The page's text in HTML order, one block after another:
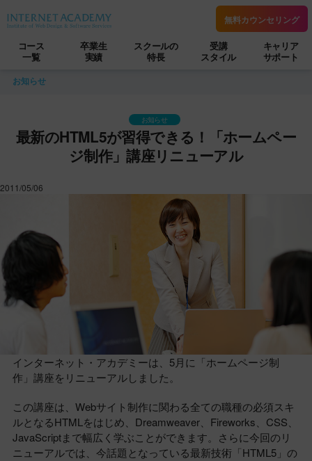
無料カウンセリング
コース
一覧
卒業生
実績
スクールの
特長
受講
スタイル
キャリア
サポート
お知らせ
お知らせ
最新のHTML5が習得できる！「ホームペー
ジ制作」講座リニューアル
2011/05/06
インターネット・アカデミーは、5月に「ホームページ制
作」講座をリニューアルしました。
この講座は、Webサイト制作に関わる全ての職種の必須スキ
ルとなるHTMLをはじめ、Dreamweaver、Fireworks、CSS、
JavaScriptまで幅広く学ぶことができます。さらに今回のリ
ニューアルでは、今話題となっている最新技術「HTML5」の